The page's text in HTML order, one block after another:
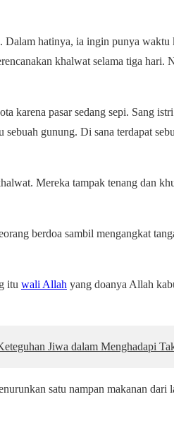
Dalam hatinya, ia ingin punya waktu
khalwat selama tiga hari.
karena pasar sedang sepi. Sang
gunung. Di sana terdapat
Mereka tampak tenang dan
berdoa sambil mengangkat
itu wali Allah yang doanya Allah
Jiwa dalam Menghadapi
satu nampan makanan dari